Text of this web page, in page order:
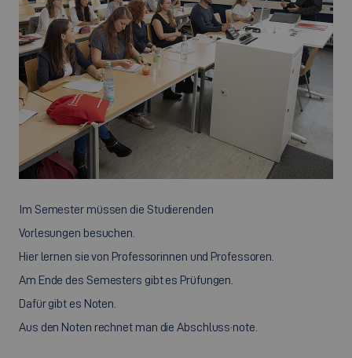
Im Semester müssen die Studierenden
Vorlesungen besuchen.
Hier lernen sie von Professorinnen und Professoren.
Am Ende des Semesters gibt es Prüfungen.
Dafür gibt es Noten.
Aus den Noten rechnet man die Abschluss·note.